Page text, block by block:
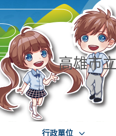
高雄市
行政單位